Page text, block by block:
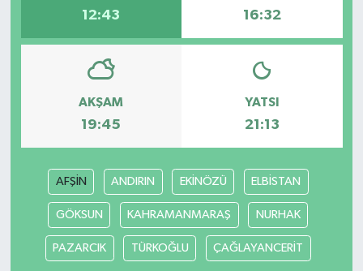
12:43 16:32
AKŞAM
19:45
YATSI
21:13
AFŞİN ANDIRIN EKİNÖZÜ ELBİSTAN
GÖKSUN KAHRAMANMARAŞ NURHAK
PAZARCIK TÜRKOĞLU ÇAĞLAYANCERİT